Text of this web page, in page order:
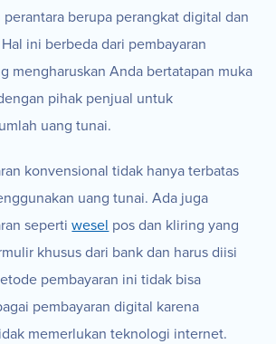
berupa perangkat digital dan
ini berbeda dari pembayaran
mengharuskan Anda bertatapan muka
pihak penjual untuk
uang tunai.
konvensional tidak hanya terbatas
uang tunai. Ada juga
sepertiwesel pos dan kliring yang
khusus dari bank dan harus diisi
pembayaran ini tidak bisa
pembayaran digital karena
memerlukan teknologi internet.